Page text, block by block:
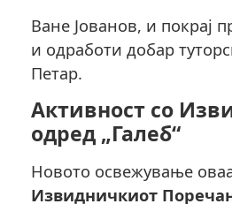
Ване Јованов, и покрај
и одработи добар
Петар.
Активност со
одред „Галеб“
Новото освежување
Извидничкиот